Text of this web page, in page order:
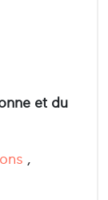
et du
,